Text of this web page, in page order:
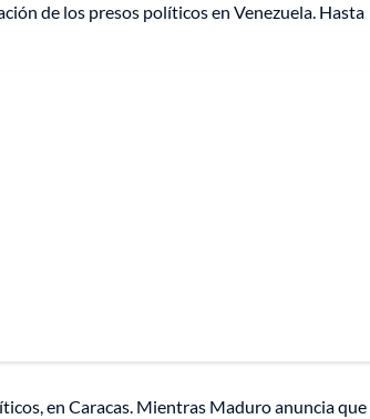
de los presos políticos en Venezuela. Hasta
en Caracas. Mientras Maduro anuncia que